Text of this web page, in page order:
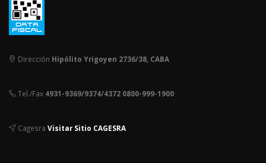
Dirección Hipólito Yrigoyen 2736/38, CABA
Tel./Fax 4931-9369/9374/4372 0800-999-1900
Cagesra Visitar Sitio CAGESRA